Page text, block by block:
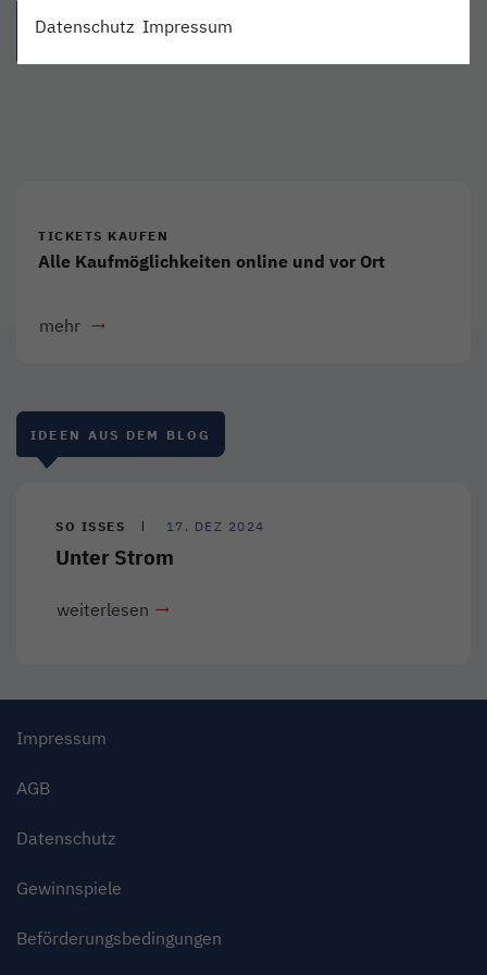
TICKETS KAUFEN
Alle Kaufmöglichkeiten online und vor Ort
mehr
IDEEN AUS DEM BLOG
SO ISSES 17. DEZ 2024
Unter Strom
weiterlesen
Impressum
AGB
Datenschutz
Gewinnspiele
Beförderungsbedingungen
Datenschutz Impressum